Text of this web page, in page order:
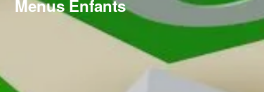
Menus Enfants